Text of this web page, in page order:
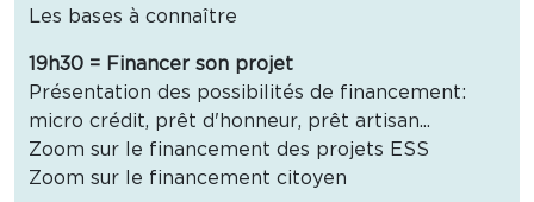
Les bases à connaître
19h30 = Financer son projet
Présentation des possibilités de financement:
micro crédit, prêt d'honneur, prêt artisan...
Zoom sur le financement des projets ESS
Zoom sur le financement citoyen